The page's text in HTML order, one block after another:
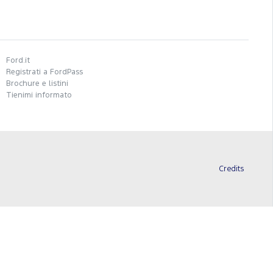
Ford.it
Registrati a FordPass
Brochure e listini
Tienimi informato
Credits